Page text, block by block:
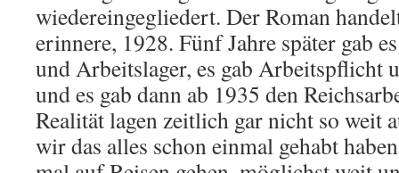
wiedereingegliedert. Der Roman
erinnere, 1928. Fünf Jahre später gab
und Arbeitslager, es gab Arbeitspflicht
und es gab dann ab 1935 den
Realität lagen zeitlich gar nicht so weit
wir das alles schon einmal gehabt